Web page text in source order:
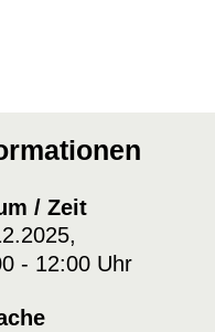
/ Zeit
- 12:00 Uhr